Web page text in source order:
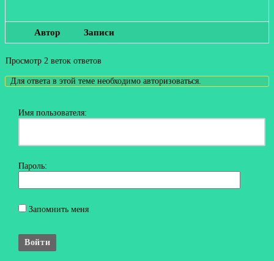
Автор Записи
Просмотр 2 веток ответов
Для ответа в этой теме необходимо авторизоваться.
Имя пользователя:
Пароль:
Запомнить меня
Войти